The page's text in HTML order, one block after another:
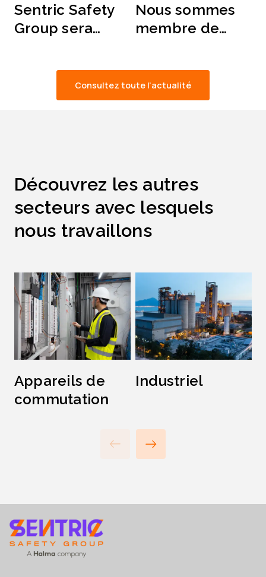
Sentric Safety
Group sera
WindEurope
Nous sommes
membre de
Consultez toute l’actualité
Découvrez les autres
secteurs avec lesquels
nous travaillons
Appareils de
commutation
Industriel